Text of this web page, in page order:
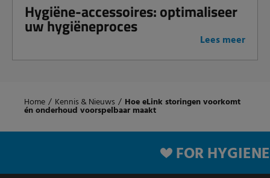
Hygiëne-accessoires: optimaliseer
uw hygiëneproces
Lees meer
Home / Kennis & Nieuws / Hoe eLink storingen voorkomt
én onderhoud voorspelbaar maakt
FOR HYGIENE